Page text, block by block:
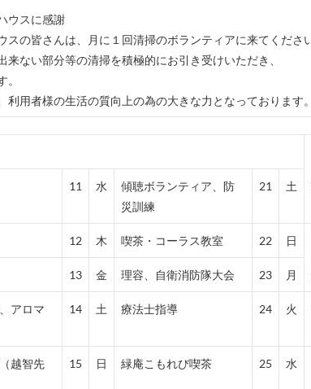
ウスに感謝
スの皆さんは、月に１回清掃のボランティアに来てくださ
来ない部分等の清掃を積極的にお引き受けいただき、
利用者様の生活の質向上の為の大きな力となっております。
11 水
傾聴ボランティア、防
災訓練
21 土
12 木 喫茶・コーラス教室 22 日
13 金 理容、自衛消防隊大会 23 月
アロマ
14 土 療法士指導 24 火
越智先
15 日 緑庵こもれび喫茶 25 水